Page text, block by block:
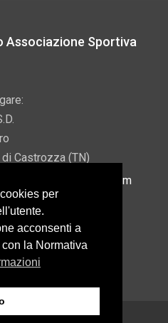
Associazione Sportiva
Castrozza (TN)
info@usprimiero.com
Amministrazione
per
acconsenti a
la Normativa